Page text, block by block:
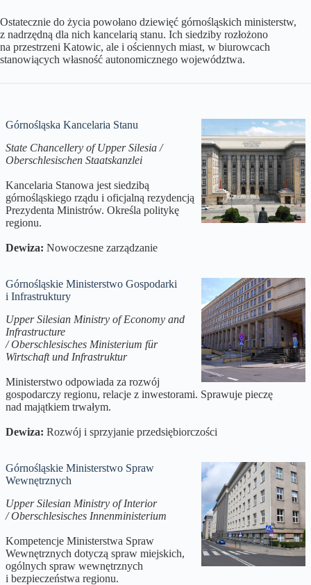
Ostatecznie do życia powołano dziewięć górnośląskich ministerstw,
z nadrzędną dla nich kancelarią stanu. Ich siedziby rozłożono
na przestrzeni Katowic, ale i ościennych miast, w biurowcach
stanowiących własność autonomicznego województwa.
Górnośląska Kancelaria Stanu
State Chancellery of Upper Silesia /
Oberschlesischen Staatskanzlei
Kancelaria Stanowa jest siedzibą
górnośląskiego rządu i oficjalną rezydencją
Prezydenta Ministrów. Określa politykę
regionu.
Dewiza: Nowoczesne zarządzanie
Górnośląskie Ministerstwo Gospodarki
i Infrastruktury
Upper Silesian Ministry of Economy and
Infrastructure
/ Oberschlesisches Ministerium für
Wirtschaft und Infrastruktur
Ministerstwo odpowiada za rozwój
gospodarczy regionu, relacje z inwestorami. Sprawuje pieczę
nad majątkiem trwałym.
Dewiza: Rozwój i sprzyjanie przedsiębiorczości
Górnośląskie Ministerstwo Spraw
Wewnętrznych
Upper Silesian Ministry of Interior
/ Oberschlesisches Innenministerium
Kompetencje Ministerstwa Spraw
Wewnętrznych dotyczą spraw miejskich,
ogólnych spraw wewnętrznych
i bezpieczeństwa regionu.